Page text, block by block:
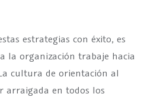
estrategias con éxito, es
la organización trabaje hacia
cultura de orientación al
arraigada en todos los